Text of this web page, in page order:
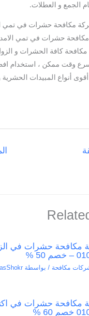
الجمع و العطلات.
مكافحة حشرات في تمي
حشرات في تمي
مكافحة كافة الحشرات و
وقت ممكن ، استخدام
أنواع المبيدات الحشرية
مكافحة حشرات في
50 %
مكافحة / بواسطة
حشرات في
%